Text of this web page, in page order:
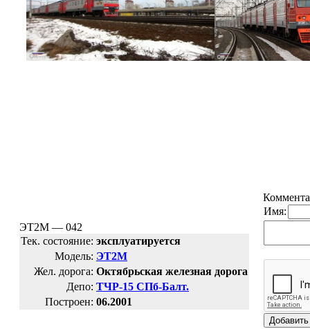
ЭТ2М — 042
Тек. состояние: эксплуатируется
Модель: ЭТ2М
Жел. дорога: Октябрьская железная дорога
Депо: ТЧР-15 СПб-Балт.
Построен: 06.2001
Имя: